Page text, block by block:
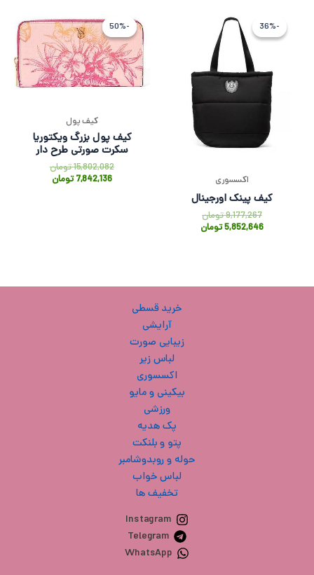
-36%-36%
اکسسوری
کیف پینک اورجینال
9,177,267تومان
9,177,267 تومان
5,852,646تومان
5,852,646 تومان
-50%-50%
کیف پول
کیف پول بزرگ ویکتوریا
سکرت صورتی طرح دار
15,802,082تومان
اصلی
بود.
7,842,136 تومان
فعلی
است.
خرید قسطی
آرایشی
زیبایی صورت
لباس زیر
اکسسوری
بیکینی و مایو
ورزشی
پک هدیه
پتو و بلنکت
حوله و روبدوشامبر
لباس خواب
تخفیف ها
Instagram
Telegram
WhatsApp